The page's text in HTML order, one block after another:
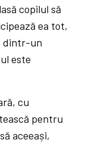
copilul să
ea tot,
dintr-un
este
cu
pentru
aceeași,